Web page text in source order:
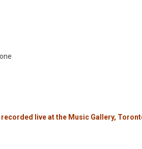
live at the Music Gallery,